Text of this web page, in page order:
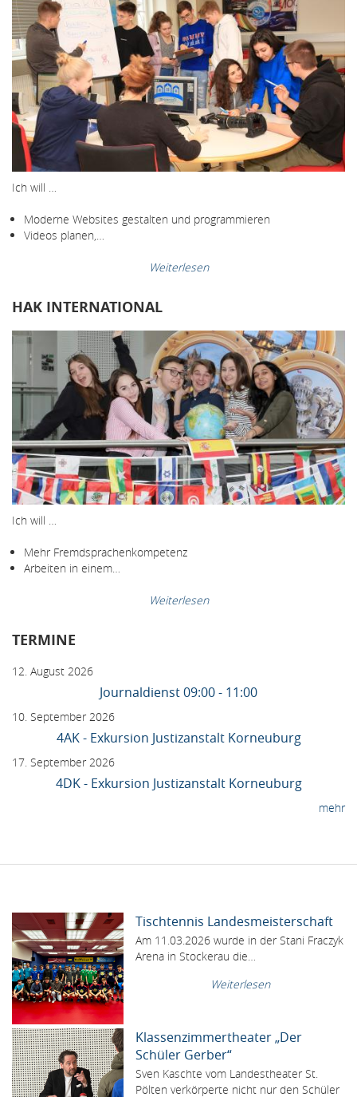
Ich will …
Moderne Websites gestalten und programmieren
Videos planen,…
Weiterlesen
HAK INTERNATIONAL
Ich will …
Mehr Fremdsprachenkompetenz
Arbeiten in einem…
Weiterlesen
TERMINE
12. August 2026
Journaldienst 09:00 - 11:00
10. September 2026
4AK - Exkursion Justizanstalt Korneuburg
17. September 2026
4DK - Exkursion Justizanstalt Korneuburg
mehr
Tischtennis Landesmeisterschaft
Am 11.03.2026 wurde in der Stani Fraczyk
Arena in Stockerau die…
Weiterlesen
Klassenzimmertheater „Der
Schüler Gerber“
Sven Kaschte vom Landestheater St.
Pölten verkörperte nicht nur den Schüler